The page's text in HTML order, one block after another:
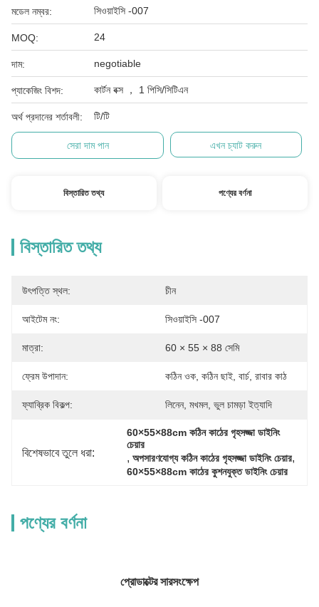
মডেল নম্বর: সিওয়াইসি -007
MOQ: 24
দাম: negotiable
প্যাকেজিং বিশদ: কার্টন বক্স ， 1 পিসি/সিটিএন
অর্থ প্রদানের শর্তাবলী: টি/টি
সেরা দাম পান এখন চ্যাট করুন
বিস্তারিত তথ্য পণ্যের বর্ণনা
বিস্তারিত তথ্য
উৎপত্তি স্থল: চীন
আইটেম নং: সিওয়াইসি -007
মাত্রা: 60 × 55 × 88 সেমি
ফ্রেম উপাদান: কঠিন ওক, কঠিন ছাই, বার্চ, রাবার কাঠ
ফ্যাব্রিক বিকল্প: লিনেন, মখমল, ভুল চামড়া ইত্যাদি
বিশেষভাবে তুলে ধরা:
60×55×88cm কঠিন কাঠের গৃহসজ্জা ডাইনিং
চেয়ার
, অপসারণযোগ্য কঠিন কাঠের গৃহসজ্জা ডাইনিং চেয়ার
60×55×88cm কাঠের কুশনযুক্ত ডাইনিং চেয়ার
পণ্যের বর্ণনা
প্রোডাক্টের সারসংক্ষেপ